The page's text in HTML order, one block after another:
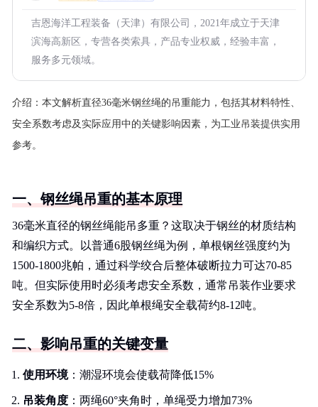
吉恩海洋工程装备（天津）有限公司，2021年成立于天津
滨海高新区，专营各类索具，产品专业权威，经验丰富，
服务多元领域。
介绍： 本文解析直径36毫米钢丝绳的吊重能力，包括其材料特性、
安全系数考虑及实际应用中的关键影响因素，为工业吊装提供实用
参考。
一、钢丝绳吊重的基本原理
36毫米直径的钢丝绳能吊多重？这取决于钢丝的材质结构
和编织方式。以普通6股钢丝绳为例，单根钢丝强度约为
1500-1800兆帕，通过科学绞合后整体破断拉力可达70-85
吨。但实际使用时必须考虑安全系数，通常吊装作业要求
安全系数为5-8倍，因此单根绳安全载荷约8-12吨。
二、影响吊重的关键变量
使用环境：潮湿环境会使载荷降低15%
吊装角度 ：两绳60°夹角时，单绳受力增加73%